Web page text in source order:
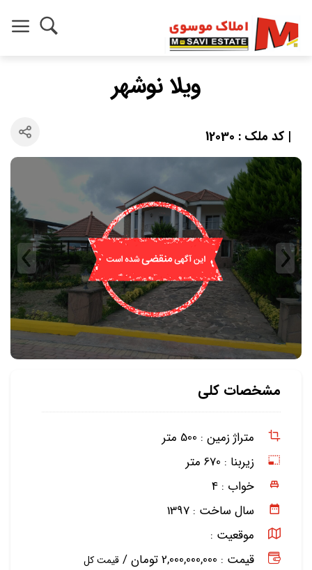
ویلا نوشهر
| کد ملک : 12030
مشخصات کلی
متراژ زمین : 500 متر
زیربنا : 670 متر
خواب : 4
سال ساخت : 1397
موقعیت :
قیمت : 2,000,000,000 تومان /
قیمت کل